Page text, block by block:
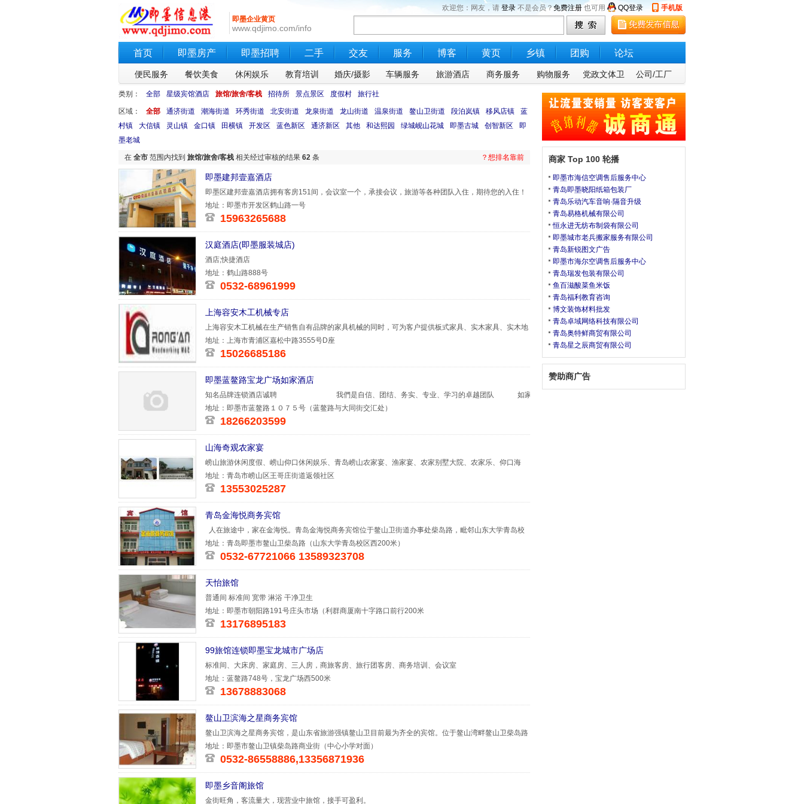
即墨企业黄页
www.qdjimo.com/info
欢迎您：网友，请 登录 不是会员？免费注册 也可用 QQ登录 手机版
首页 即墨房产 即墨招聘 二手 交友 服务 博客 黄页 乡镇 团购 论坛
便民服务 餐饮美食 休闲娱乐 教育培训 婚庆/摄影 车辆服务 旅游酒店 商务服务 购物服务 党政文体卫 公司/工厂
类别： 全部 星级宾馆酒店 旅馆/旅舍/客栈 招待所 景点景区 度假村 旅行社
区域： 全部 通济街道 潮海街道 环秀街道 北安街道 龙泉街道 龙山街道 温泉街道 鳌山卫街道 段泊岚镇 移风店镇
蓝
村镇
大信镇 灵山镇 金口镇 田横镇 开发区 蓝色新区 通济新区 其他 和达熙园 绿城岘山花城 即墨古城 创智新区
即
墨老城
？想排名靠前
在 全市 范围内找到 旅馆/旅舍/客栈 相关经过审核的结果 62 条
即墨建邦壹嘉酒店
即墨区建邦壹嘉酒店拥有客房151间，会议室一个，承接会议，旅游等各种团队入住，期待您的入住！
建邦壹嘉，
地址：即墨市开发区鹤山路一号
15963265688
汉庭酒店(即墨服装城店)
酒店;快捷酒店
地址：鹤山路888号
0532-68961999
上海容安木工机械专店
上海容安木工机械在生产销售自有品牌的家具机械的同时，可为客户提供板式家具、实木家具、实木地
板、复合地
地址：上海市青浦区嘉松中路3555号D座
15026685186
即墨蓝鳌路宝龙广场如家酒店
知名品牌连锁酒店诚聘 我們是自信、团结、务实、专业、学习的卓越团队 如家
酒店集
地址：即墨市蓝鳌路１０７５号（蓝鳌路与大同街交汇处）
18266203599
山海奇观农家宴
崂山旅游休闲度假、崂山仰口休闲娱乐、青岛崂山农家宴、渔家宴、农家别墅大院、农家乐、仰口海
鲜、家庭旅馆
地址：青岛市崂山区王哥庄街道返领社区
13553025287
青岛金海悦商务宾馆
人在旅途中，家在金海悦。青岛金海悦商务宾馆位于鳌山卫街道办事处柴岛路，毗邻山东大学青岛校
区、
地址：青岛即墨市鳌山卫柴岛路（山东大学青岛校区西200米）
0532-67721066 13589323708
天怡旅馆
普通间 标准间 宽带 淋浴 干净卫生
地址：即墨市朝阳路191号庄头市场（利群商厦南十字路口前行200米
13176895183
99旅馆连锁即墨宝龙城市广场店
标准间、大床房、家庭房、三人房，商旅客房、旅行团客房、商务培训、会议室
地址：蓝鳌路748号，宝龙广场西500米
13678883068
鳌山卫滨海之星商务宾馆
鳌山卫滨海之星商务宾馆，是山东省旅游强镇鳌山卫目前最为齐全的宾馆。位于鳌山湾畔鳌山卫柴岛路
商务区黄金
地址：即墨市鳌山卫镇柴岛路商业街（中心小学对面）
0532-86558886,13356871936
即墨乡音阁旅馆
金街旺角，客流量大，现营业中旅馆，接手可盈利。
商家 Top 100 轮播
即墨市海信空调售后服务中心
青岛即墨晓阳纸箱包装厂
青岛乐动汽车音响·隔音升级
青岛易格机械有限公司
恒永进无纺布制袋有限公司
即墨城市老兵搬家服务有限公司
青岛新锐图文广告
即墨市海尔空调售后服务中心
青岛瑞发包装有限公司
鱼百滋酸菜鱼米饭
青岛福利教育咨询
博文装饰材料批发
青岛卓域网络科技有限公司
青岛奥特鲜商贸有限公司
青岛星之辰商贸有限公司
赞助商广告